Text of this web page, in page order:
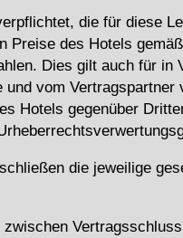
die für diese
Preise des Hotels
Dies gilt auch für in
und vom Vertragspartner
Hotels gegenüber
die jeweilige